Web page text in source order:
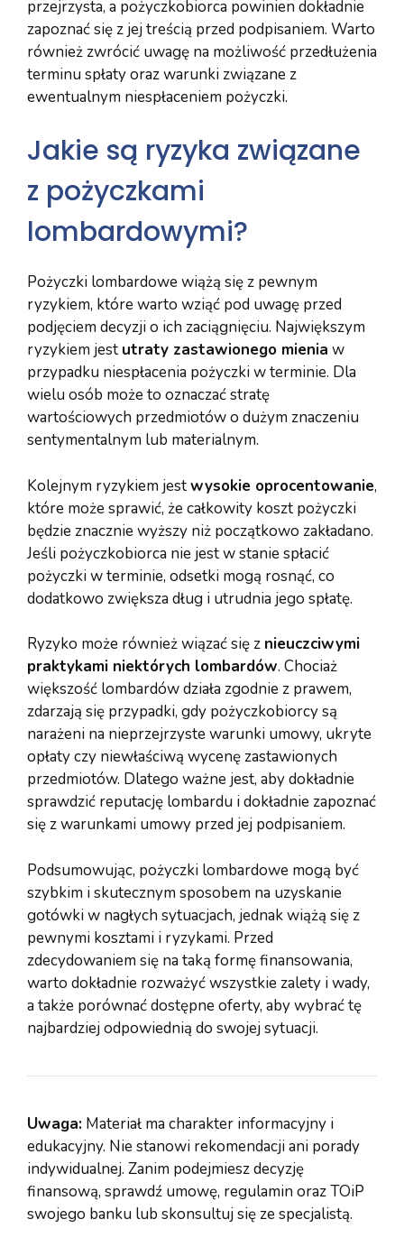
przejrzysta, a pożyczkobiorca powinien dokładnie
zapoznać się z jej treścią przed podpisaniem. Warto
również zwrócić uwagę na możliwość przedłużenia
terminu spłaty oraz warunki związane z
ewentualnym niespłaceniem pożyczki.
Jakie są ryzyka związane
z pożyczkami
lombardowymi?
Pożyczki lombardowe wiążą się z pewnym
ryzykiem, które warto wziąć pod uwagę przed
podjęciem decyzji o ich zaciągnięciu. Największym
ryzykiem jest utraty zastawionego mienia w
przypadku niespłacenia pożyczki w terminie. Dla
wielu osób może to oznaczać stratę
wartościowych przedmiotów o dużym znaczeniu
sentymentalnym lub materialnym.
Kolejnym ryzykiem jestwysokie oprocentowanie,
które może sprawić, że całkowity koszt pożyczki
będzie znacznie wyższy niż początkowo zakładano.
Jeśli pożyczkobiorca nie jest w stanie spłacić
pożyczki w terminie, odsetki mogą rosnąć, co
dodatkowo zwiększa dług i utrudnia jego spłatę.
Ryzyko może również wiązać się z nieuczciwymi
praktykami niektórych lombardów. Chociaż
większość lombardów działa zgodnie z prawem,
zdarzają się przypadki, gdy pożyczkobiorcy są
narażeni na nieprzejrzyste warunki umowy, ukryte
opłaty czy niewłaściwą wycenę zastawionych
przedmiotów. Dlatego ważne jest, aby dokładnie
sprawdzić reputację lombardu i dokładnie zapoznać
się z warunkami umowy przed jej podpisaniem.
Podsumowując, pożyczki lombardowe mogą być
szybkim i skutecznym sposobem na uzyskanie
gotówki w nagłych sytuacjach, jednak wiążą się z
pewnymi kosztami i ryzykami. Przed
zdecydowaniem się na taką formę finansowania,
warto dokładnie rozważyć wszystkie zalety i wady,
a także porównać dostępne oferty, aby wybrać tę
najbardziej odpowiednią do swojej sytuacji.
Uwaga: Materiał ma charakter informacyjny i
edukacyjny. Nie stanowi rekomendacji ani porady
indywidualnej. Zanim podejmiesz decyzję
finansową, sprawdź umowę, regulamin oraz TOiP
swojego banku lub skonsultuj się ze specjalistą.